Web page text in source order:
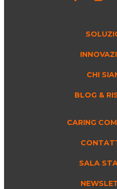
CHI
BLOG &
CARING
SALA